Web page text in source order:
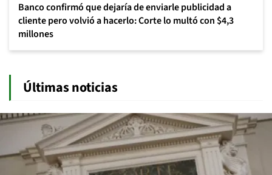
Banco confirmó que dejaría de enviarle publicidad a
cliente pero volvió a hacerlo: Corte lo multó con $4,3
millones
Últimas noticias